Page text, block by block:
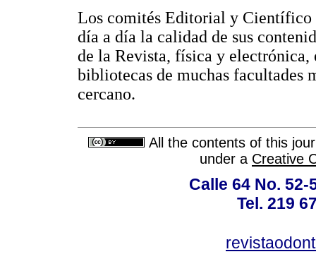
Los comités Editorial y Científico
día a día la calidad de sus
de la Revista, física y electrónica,
bibliotecas de muchas
cercano.
All the contents of this
under a Creative
Calle 64 No. 52-
Tel. 219